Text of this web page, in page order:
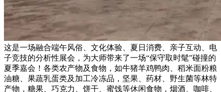
这是一场融合端午风俗、文化体验、夏日消费、亲子互动、电
子竞技的分析性展会，为大师带来了一场“保守取时髦”碰撞的
夏季嘉会！各类农产物及食物，如牛猪羊鸡鸭肉、稻米面粉粮
油糖、果蔬乳蛋类及加工冷冻品，坚果、药材、野生菌等林特
产物，糖果、巧克力、饼干、蜜饯等休闲食物，烟酒、咖啡、